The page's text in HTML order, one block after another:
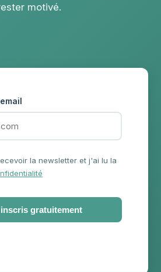
motivé.
la newsletter et j'ai lu la
gratuitement